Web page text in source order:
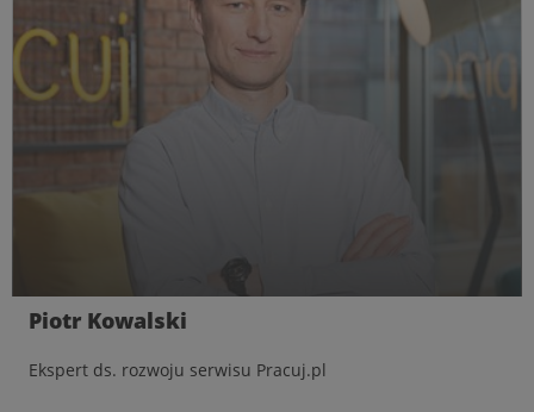
Piotr Kowalski
Ekspert ds. rozwoju serwisu Pracuj.pl